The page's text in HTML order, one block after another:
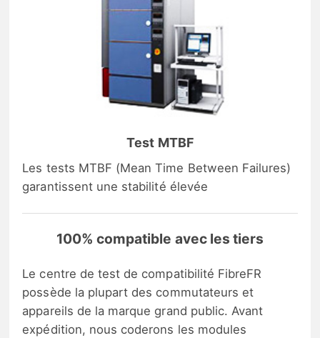
Test MTBF
Les tests MTBF (Mean Time Between Failures)
garantissent une stabilité élevée
100% compatible avec les tiers
Le centre de test de compatibilité FibreFR
possède la plupart des commutateurs et
appareils de la marque grand public. Avant
expédition, nous coderons les modules